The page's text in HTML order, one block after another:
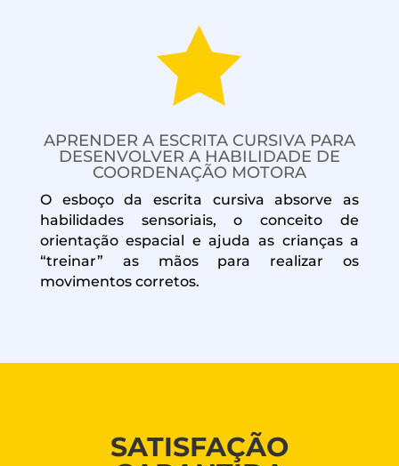

APRENDER A ESCRITA CURSIVA PARA
DESENVOLVER A HABILIDADE DE
COORDENAÇÃO MOTORA
O esboço da escrita cursiva absorve as
habilidades sensoriais, o conceito de
orientação espacial e ajuda as crianças a
“treinar” as mãos para realizar os
movimentos corretos.
SATISFAÇÃO